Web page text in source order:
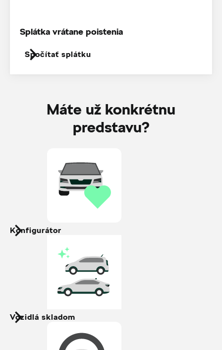
Spočítať splátku
Splátka vrátane poistenia
Máte už konkrétnu
predstavu?
Konfigurátor
Vozidlá skladom